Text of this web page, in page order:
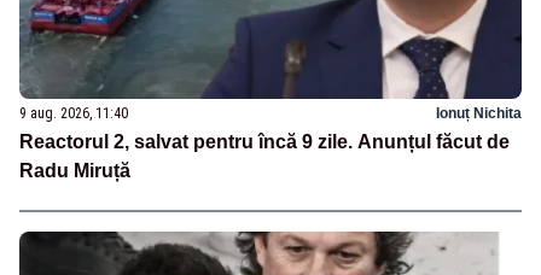
9 aug. 2026, 11:40 Ionuț Nichita
Reactorul 2, salvat pentru încă 9 zile. Anunțul făcut de
Radu Miruță